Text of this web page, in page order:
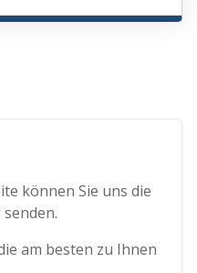
können Sie uns die
am besten zu Ihnen